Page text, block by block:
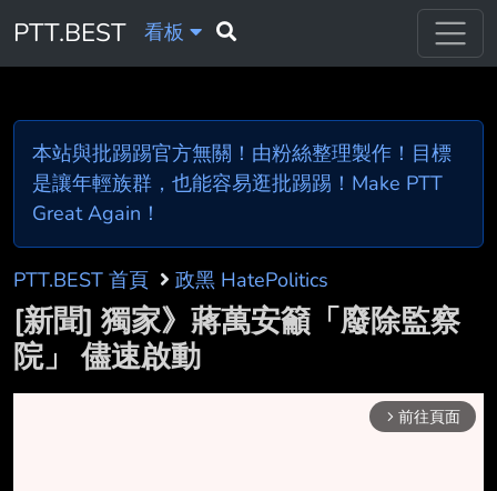
PTT.BEST 看板
本站與批踢踢官方無關！由粉絲整理製作！目標
是讓年輕族群，也能容易逛批踢踢！Make PTT
Great Again！
PTT.BEST 首頁 政黑 HatePolitics
[新聞] 獨家》蔣萬安籲「廢除監察
院」 儘速啟動
arrow_forward_ios 前往頁面